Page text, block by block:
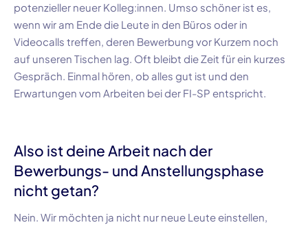
potenzieller neuer Kolleg:innen. Umso schöner ist es,
wenn wir am Ende die Leute in den Büros oder in
Videocalls treffen, deren Bewerbung vor Kurzem noch
auf unseren Tischen lag. Oft bleibt die Zeit für ein kurzes
Gespräch. Einmal hören, ob alles gut ist und den
Erwartungen vom Arbeiten bei der FI-SP entspricht.
Also ist deine Arbeit nach der
Bewerbungs- und Anstellungsphase
nicht getan?
Nein. Wir möchten ja nicht nur neue Leute einstellen,